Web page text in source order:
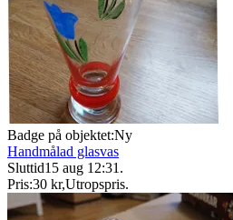
Badge på objektet:Ny
Handmålad glasvas
Sluttid15 aug 12:31 .
Pris:30 kr,Utropspris.